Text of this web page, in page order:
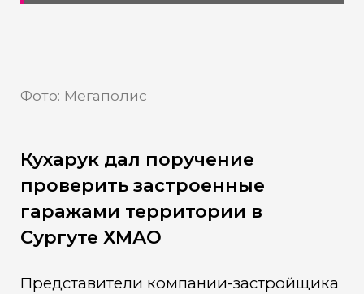
Фото: Мегаполис
Кухарук дал поручение
проверить застроенные
гаражами территории в
Сургуте ХМАО
Представители компании-застройщика